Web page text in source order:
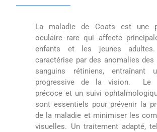
La maladie de Coats est une
oculaire rare qui affecte
enfants et les jeunes
caractérise par des anomalies des
sanguins rétiniens, entraînant
progressive de la vision.
Le
précoce et un suivi
sont essentiels pour prévenir la
de la maladie et minimiser les
visuelles. Un traitement adapté,